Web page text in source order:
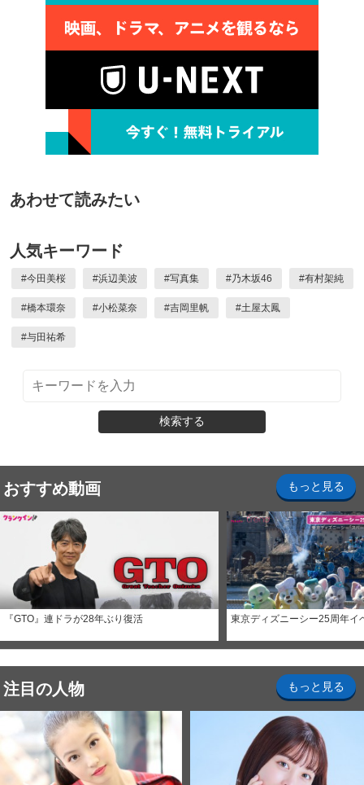
あわせて読みたい
人気キーワード
#今田美桜 #浜辺美波 #写真集 #乃木坂46 #有村架純
#橋本環奈 #小松菜奈 #吉岡里帆 #土屋太鳳
#与田祐希
検索する
おすすめ動画 もっと見る
『GTO』連ドラが28年ぶり復活 東京ディズニーシー25周年イ
注目の人物 もっと見る